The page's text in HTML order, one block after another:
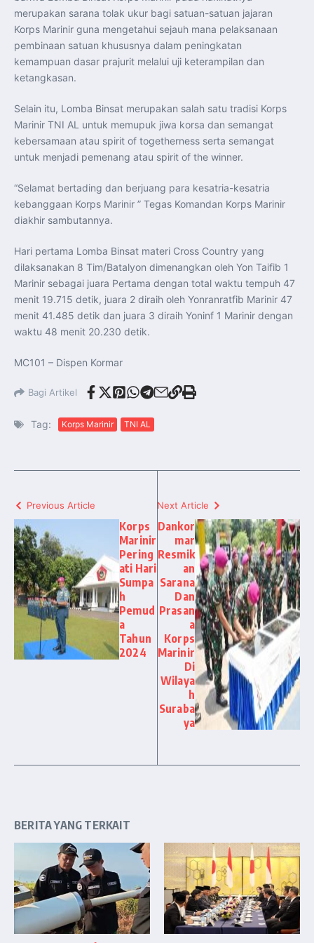
merupakan sarana tolak ukur bagi satuan-satuan jajaran
Korps Marinir guna mengetahui sejauh mana pelaksanaan
pembinaan satuan khususnya dalam peningkatan
kemampuan dasar prajurit melalui uji keterampilan dan
ketangkasan.
Selain itu, Lomba Binsat merupakan salah satu tradisi Korps
Marinir TNI AL untuk memupuk jiwa korsa dan semangat
kebersamaan atau spirit of togetherness serta semangat
untuk menjadi pemenang atau spirit of the winner.
“Selamat bertading dan berjuang para kesatria-kesatria
kebanggaan Korps Marinir ” Tegas Komandan Korps Marinir
diakhir sambutannya.
Hari pertama Lomba Binsat materi Cross Country yang
dilaksanakan 8 Tim/Batalyon dimenangkan oleh Yon Taifib 1
Marinir sebagai juara Pertama dengan total waktu tempuh 47
menit 19.715 detik, juara 2 diraih oleh Yonranratfib Marinir 47
menit 41.485 detik dan juara 3 diraih Yoninf 1 Marinir dengan
waktu 48 menit 20.230 detik.
MC101 – Dispen Kormar
Bagi Artikel
Tag: Korps Marinir TNI AL
Previous Article
Korps
Marinir
Pering
ati Hari
Sumpa
h
Pemud
a
Tahun
2024
Next Article
Dankor
mar
Resmik
an
Sarana
Dan
Prasan
a
Korps
Marinir
Di
Wilaya
h
Suraba
ya
BERITA YANG TERKAIT